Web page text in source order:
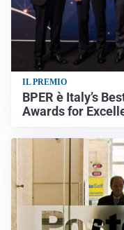
IL PREMIO
BPER è Italy’s
Awards for